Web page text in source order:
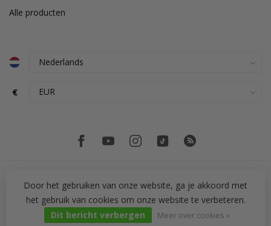
Alle producten
€
© Copyright 2026 PH Tegeltechniek
Door het gebruiken van onze website, ga je akkoord met
het gebruik van cookies om onze website te verbeteren.
Dit bericht verbergen
Meer over cookies »